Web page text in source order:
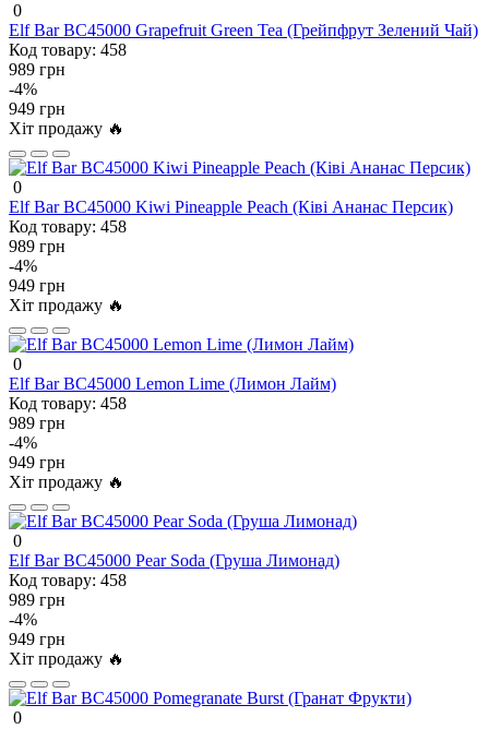
0
Elf Bar BC45000 Grapefruit Green Tea (Грейпфрут Зелений Чай)
Код товару: 458
989 грн
-4%
949 грн
Хіт продажу 🔥
0
Elf Bar BC45000 Kiwi Pineapple Peach (Ківі Ананас Персик)
Код товару: 458
989 грн
-4%
949 грн
Хіт продажу 🔥
0
Elf Bar BC45000 Lemon Lime (Лимон Лайм)
Код товару: 458
989 грн
-4%
949 грн
Хіт продажу 🔥
0
Elf Bar BC45000 Pear Soda (Груша Лимонад)
Код товару: 458
989 грн
-4%
949 грн
Хіт продажу 🔥
0